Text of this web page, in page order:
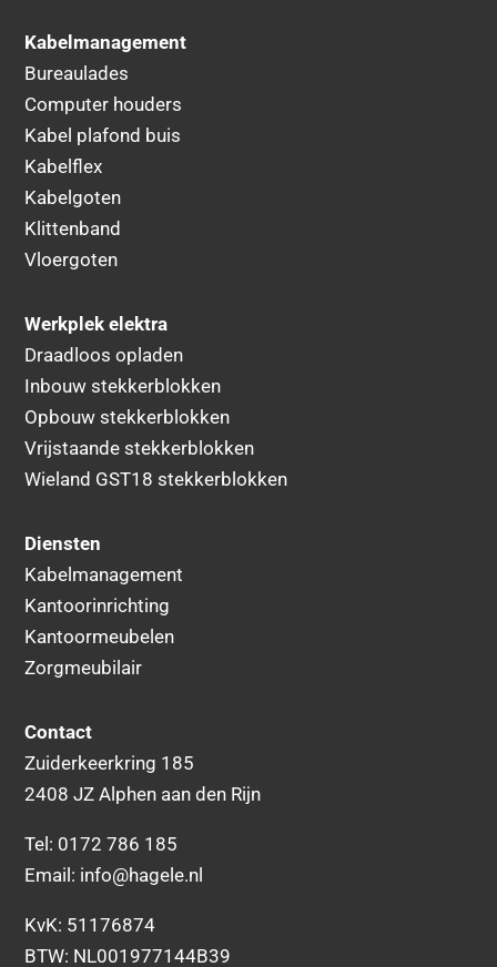
Kabelmanagement
Bureaulades
Computer houders
Kabel plafond buis
Kabelflex
Kabelgoten
Klittenband
Vloergoten
Werkplek elektra
Draadloos opladen
Inbouw stekkerblokken
Opbouw stekkerblokken
Vrijstaande stekkerblokken
Wieland GST18 stekkerblokken
Diensten
Kabelmanagement
Kantoorinrichting
Kantoormeubelen
Zorgmeubilair
Contact
Zuiderkeerkring 185
2408 JZ Alphen aan den Rijn
Tel: 0172 786 185
Email: info@hagele.nl
KvK: 51176874
BTW: NL001977144B39